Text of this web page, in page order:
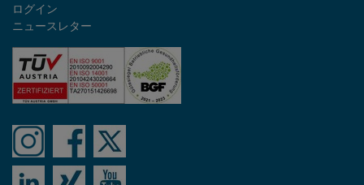
ログイン
ニュースレター